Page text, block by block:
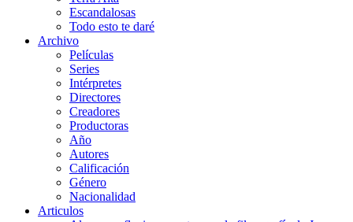
Escandalosas
Todo esto te daré
Archivo
Películas
Series
Intérpretes
Directores
Creadores
Productoras
Año
Autores
Calificación
Género
Nacionalidad
Articulos